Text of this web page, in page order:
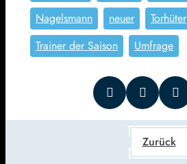
Nagelsmann
neuer
Torhüter
Trainer der Saison
Umfrage
Zurück